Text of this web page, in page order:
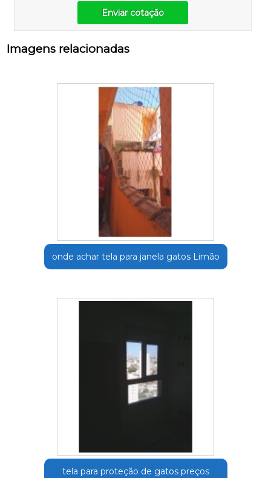
Enviar cotação
Imagens relacionadas
onde achar tela para janela gatos Limão
tela para proteção de gatos preços